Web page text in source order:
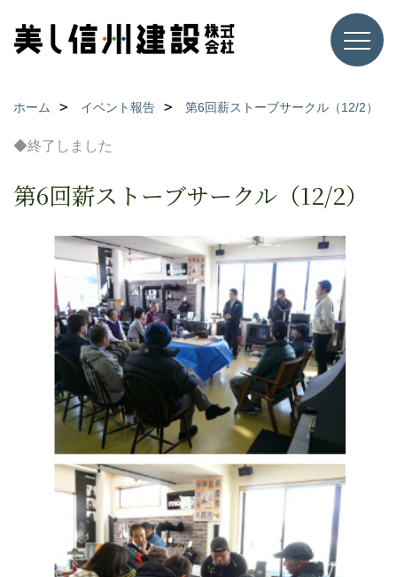
ホーム イベント報告 第6回薪ストーブサークル（12/2）
◆終了しました
第6回薪ストーブサークル（12/2）